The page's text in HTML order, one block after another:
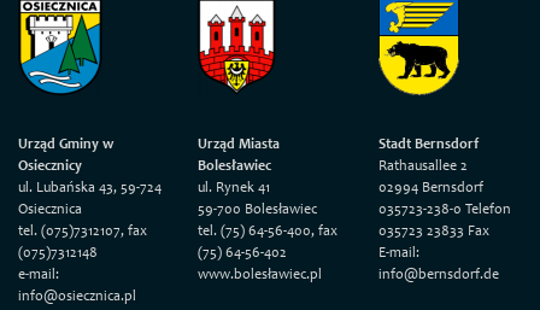
Urząd Gminy w
Osiecznicy
ul. Lubańska 43, 59-724
Osiecznica
tel. (075)7312107, fax
(075)7312148
e-mail:
info@osiecznica.pl
Urząd Miasta
Bolesławiec
ul. Rynek 41
59-700 Bolesławiec
tel. (75) 64-56-400, fax
(75) 64-56-402
www.bolesławiec.pl
Stadt Bernsdorf
Rathausallee 2
02994 Bernsdorf
035723-238-0 Telefon
035723 23833 Fax
E-mail:
info@bernsdorf.de